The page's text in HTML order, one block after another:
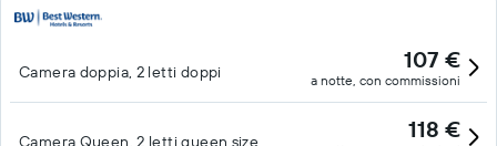
Camera doppia, 2 letti doppi 107 €
a notte, con commissioni
Camera Queen, 2 letti queen size 118 €